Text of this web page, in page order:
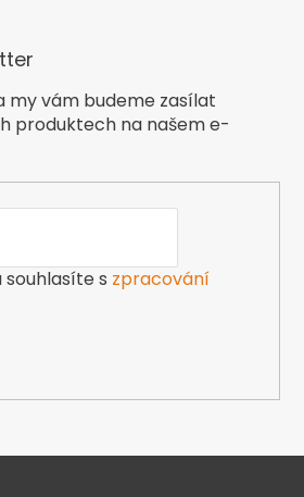
my vám budeme zasílat
produktech na našem e-
s zpracování